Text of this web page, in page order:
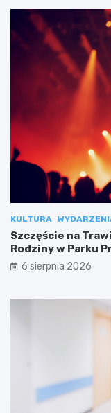
KULTURA
Szczęście na
Rodziny w Parku
6 sierpnia 2026